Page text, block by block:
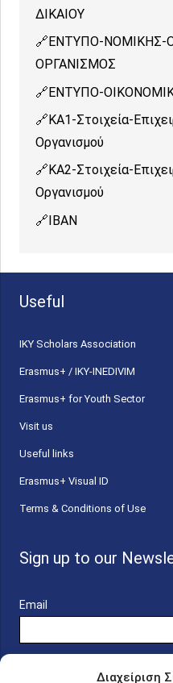
Διαχείριση
ΔΙΚΑΙΟΥ
ΕΝΤΥΠΟ-ΝΟΜΙΚΗΣ-
ΟΡΓΑΝΙΣΜΟΣ
ΕΝΤΥΠΟ-
ΚΑ1-Στοιχεία-
Οργανισμού
ΚΑ2-Στοιχεία-
Οργανισμού
IBAN
Useful
ΙΚΥ Scholars Association
Erasmus+ / IKY-INEDIVIM
Erasmus+ for Youth Sector
Visit us
Useful links
Erasmus+ Visual ID
Terms & Conditions of Use
Sign up to our
Email